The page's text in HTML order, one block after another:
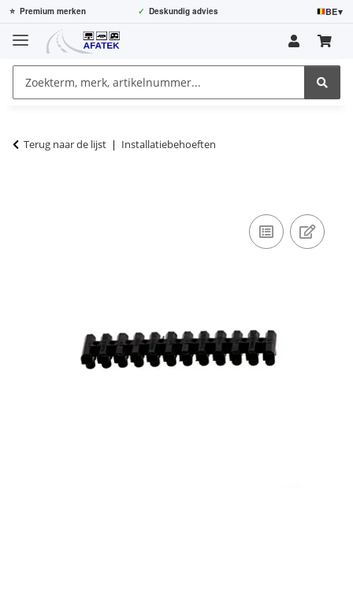
⭐ Premium merken ✓ Deskundig advies BE▾
Terug naar de lijst Installatiebehoeften